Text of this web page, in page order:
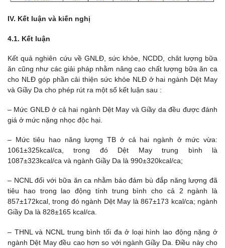
IV. Kết luận và kiến nghị
4.1. Kết luận
Kết quả nghiên cứu về GNLĐ, sức khỏe, NCDD, chât lượng bữa
ăn cũng như các giải pháp nhằm nâng cao chất lượng bữa ăn ca
cho NLĐ góp phần cải thiện sức khỏe NLĐ ở hai ngành Dệt May
và Giầy Da cho phép rút ra một số kết luận sau :
– Mức GNLĐ ở cả hai ngành Dệt May và Giầy da đều được đánh
giá ở mức nặng nhọc độc hại.
– Mức tiêu hao năng lượng TB ở cả hai ngành ở mức vừa:
1061±325kcal/ca, trong đó Dệt May trung bình là
1087±323kcal/ca và ngành Giầy Da là 990±320kcal/ca;
– NCNL đối với bữa ăn ca nhằm bảo đảm bù đắp năng lượng đã
tiêu hao trong lao động tính trung bình cho cả 2 ngành là
857±172kcal, trong đó ngành Dệt May là 867±173 kcal/ca; ngành
Giầy Da là 828±165 kcal/ca.
– THNL và NCNL trung bình tối đa ở loại hình lao động nặng ở
ngành Dệt May đều cao hơn so với ngành Giầy Da. Điều này cho